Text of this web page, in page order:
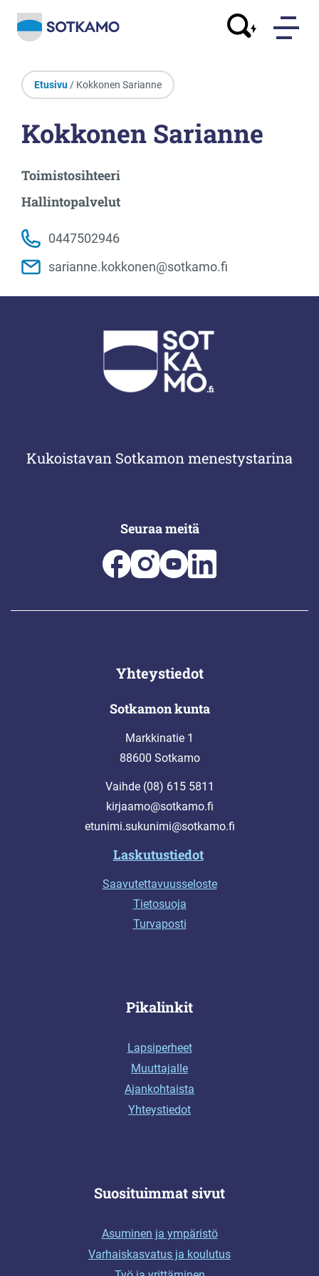
Etusivu / Kokkonen Sarianne
Kokkonen Sarianne
Toimistosihteeri
Hallintopalvelut
0447502946
sarianne.kokkonen@sotkamo.fi
Kukoistavan Sotkamon menestystarina
Seuraa meitä
Yhteystiedot
Sotkamon kunta
Markkinatie 1
88600 Sotkamo
Vaihde (08) 615 5811
kirjaamo@sotkamo.fi
etunimi.sukunimi@sotkamo.fi
Laskutustiedot
Saavutettavuusseloste
Tietosuoja
Turvaposti
Pikalinkit
Lapsiperheet
Muuttajalle
Ajankohtaista
Yhteystiedot
Suosituimmat sivut
Asuminen ja ympäristö
Varhaiskasvatus ja koulutus